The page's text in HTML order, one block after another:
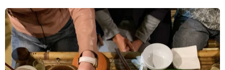
Giảm chi phí, hỗ trợ doanh nghiệp bị ùn
tắc hàng ở cửa khẩu Lạng Sơn